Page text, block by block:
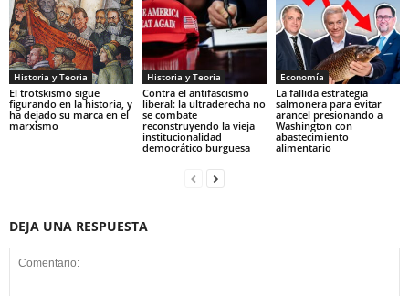
Historia y Teoria
El trotskismo sigue
figurando en la historia, y
ha dejado su marca en el
marxismo
Historia y Teoria
Contra el antifascismo
liberal: la ultraderecha no
se combate
reconstruyendo la vieja
institucionalidad
democrático burguesa
Economía
La fallida estrategia
salmonera para evitar
arancel presionando a
Washington con
abastecimiento
alimentario
DEJA UNA RESPUESTA